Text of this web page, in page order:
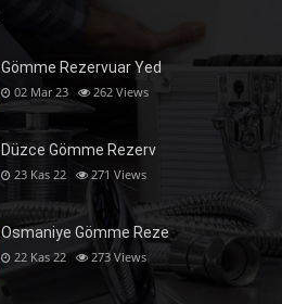
Gömme Rezervuar Yed
02 Mar 23 262 Views
Düzce Gömme Rezerv
23 Kas 22 271 Views
Osmaniye Gömme Reze
22 Kas 22 273 Views